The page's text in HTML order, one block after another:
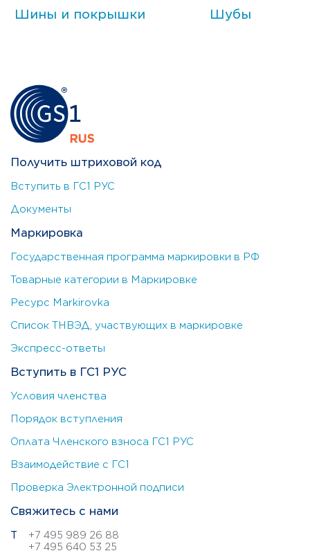
Шины и покрышки Шубы
Получить штриховой код
Вступить в ГС1 РУС
Документы
Маркировка
Государственная программа маркировки в РФ
Товарные категории в Маркировке
Ресурс Markirovka
Список ТНВЭД, участвующих в маркировке
Экспресс-ответы
Вступить в ГС1 РУС
Условия членства
Порядок вступления
Оплата Членского взноса ГС1 РУС
Взаимодействие с ГС1
Проверка Электронной подписи
Свяжитесь с нами
Т
+7 495 989 26 88
+7 495 640 53 25